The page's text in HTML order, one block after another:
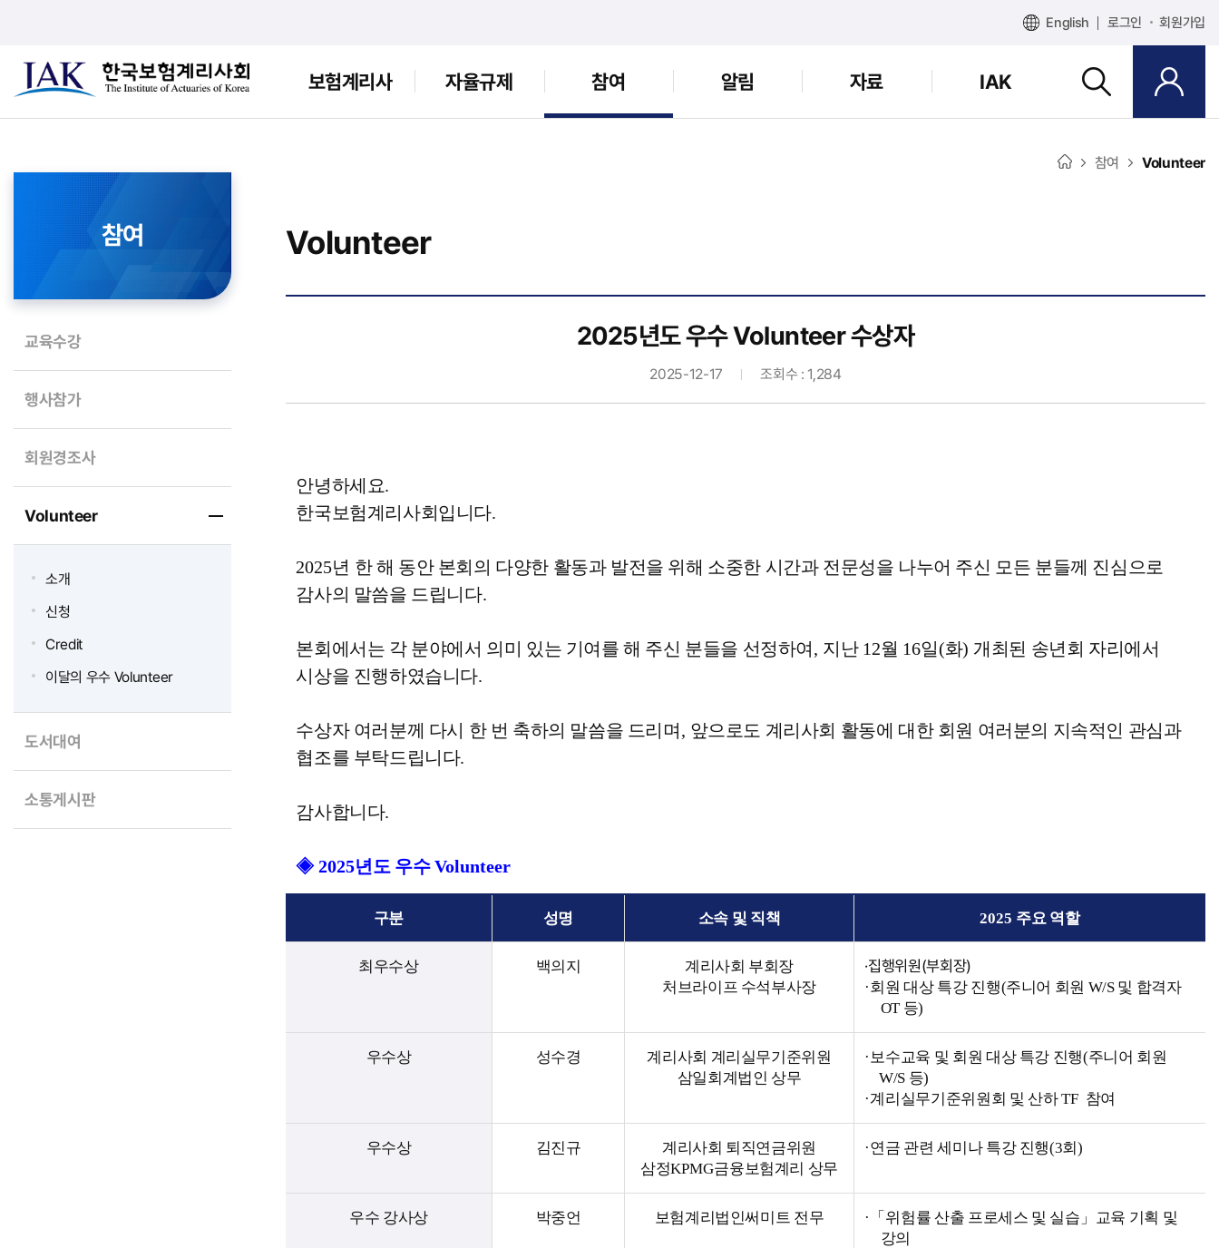
English 로그인 회원가입
보험계리사 자율규제 참여 알림 자료 IAK
참여
교육수강
행사참가
회원경조사
Volunteer
소개
신청
Credit
이달의 우수 Volunteer
도서대여
소통게시판
참여 Volunteer
Volunteer
2025년도 우수 Volunteer 수상자
2025-12-17 조회수 : 1,284
안녕하세요.
한국보험계리사회입니다.
2025년 한 해 동안 본회의 다양한 활동과 발전을 위해 소중한 시간과 전문성을 나누어 주신 모든 분들께 진심으로
감사의 말씀을 드립니다.
본회에서는 각 분야에서 의미 있는 기여를 해 주신 분들을 선정하여 , 지난 12월 16일(화) 개최된 송년회 자리에서
시상을 진행하였습니다.
수상자 여러분께 다시 한 번 축하의 말씀을 드리며 , 앞으로도 계리사회 활동에 대한 회원 여러분의 지속적인 관심과
협조를 부탁드립니다.
감사합니다.
◈2025년도 우수Volunteer
구분 성명 소속 및 직책 2025 주요 역할
최우수상 백의지
계리사회 부회장
처브라이프 수석부사장
·집행위원(부회장)
·회원 대상 특강 진행(주니어 회원 W/S 및 합격자
OT 등)
우수상 성수경
계리사회 계리실무기준위원
삼일회계법인 상무
·보수교육 및 회원 대상 특강 진행(주니어 회원
W/S 등)
·계리실무기준위원회 및 산하TF 참여
우수상 김진규
계리사회 퇴직연금위원
삼정KPMG금융보험계리 상무
·연금 관련 세미나 특강 진행(3회)
우수 강사상 박중언 보험계리법인써미트 전무 · 「 위험률 산출 프로세스 및 실습 」 교육 기획 및
강의